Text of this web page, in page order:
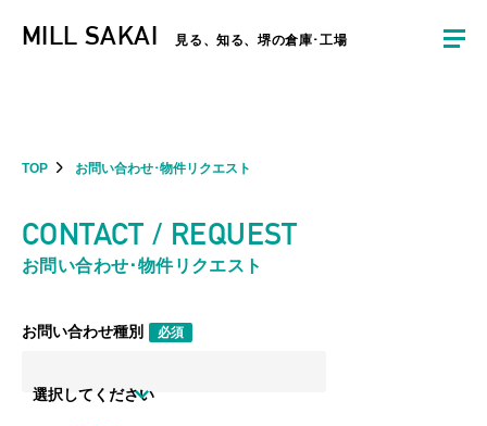
だきます。ご不便をおかけしますがよろしくお願いします。
MILL SAKAI 見る、知る、堺の倉庫･工場
TOP お問い合わせ･物件リクエスト
CONTACT / REQUEST
お問い合わせ･物件リクエスト
お問い合わせ種別 必須
選択してください